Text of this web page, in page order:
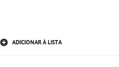
ADICIONAR À LISTA